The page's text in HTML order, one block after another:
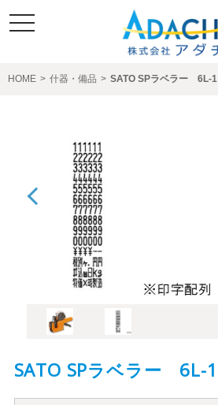
toggle
navigation
HOME > 什器・備品 > SATO SPラベラー 6L-1
SATO SPラベラー 6L-1